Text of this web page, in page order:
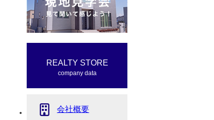
REALTY STORE
company data
会社概要